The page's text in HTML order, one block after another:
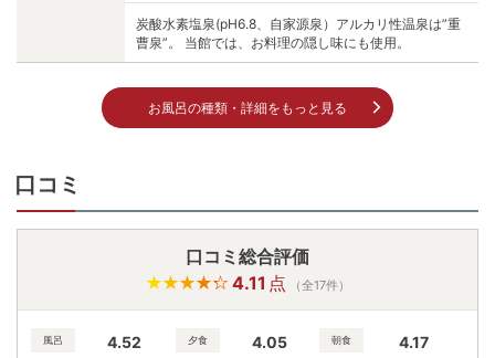
炭酸水素塩泉(pH6.8、自家源泉）アルカリ性温泉は”重
曹泉”。 当館では、お料理の隠し味にも使用。
お風呂の種類・詳細をもっと見る
口コミ
口コミ総合評価
4.11 点 （全17件）
風呂 4.52 夕食 4.05 朝食 4.17